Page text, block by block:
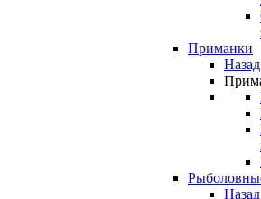
Приманки
Назад
Назад